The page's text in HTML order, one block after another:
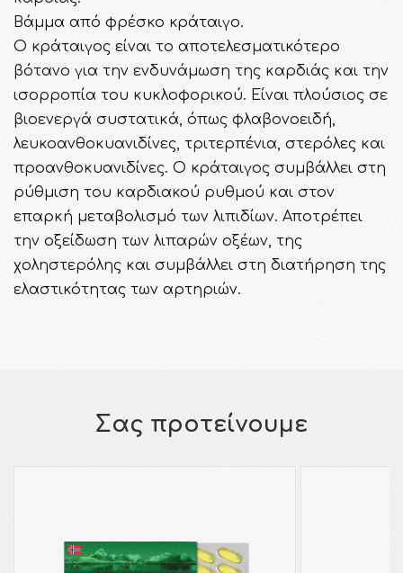
Βάμμα από φρέσκο κράταιγο.
Ο κράταιγος είναι το αποτελεσματικότερο
βότανο για την ενδυνάμωση της καρδιάς και την
ισορροπία του κυκλοφορικού. Είναι πλούσιος σε
βιοενεργά συστατικά, όπως φλαβονοειδή,
λευκοανθοκυανιδίνες, τριτερπένια, στερόλες και
προανθοκυανιδίνες. O κράταιγος συμβάλλει στη
ρύθμιση του καρδιακού ρυθμού και στον
επαρκή μεταβολισμό των λιπιδίων. Αποτρέπει
την οξείδωση των λιπαρών οξέων, της
χοληστερόλης και συμβάλλει στη διατήρηση της
ελαστικότητας των αρτηριών.
Σας προτείνουμε